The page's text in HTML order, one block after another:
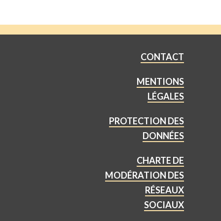
CONTACT
MENTIONS
LÉGALES
PROTECTION DES
DONNÉES
CHARTE DE
MODÉRATION DES
RÉSEAUX
SOCIAUX